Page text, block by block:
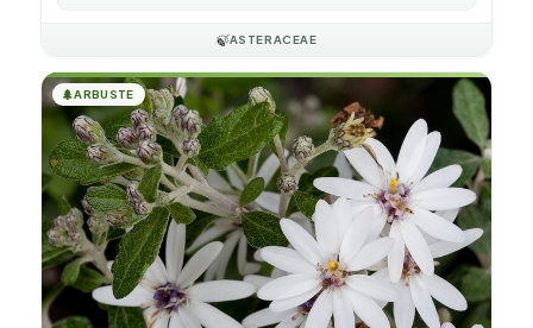
🍃ASTERACEAE
🌲ARBUSTE